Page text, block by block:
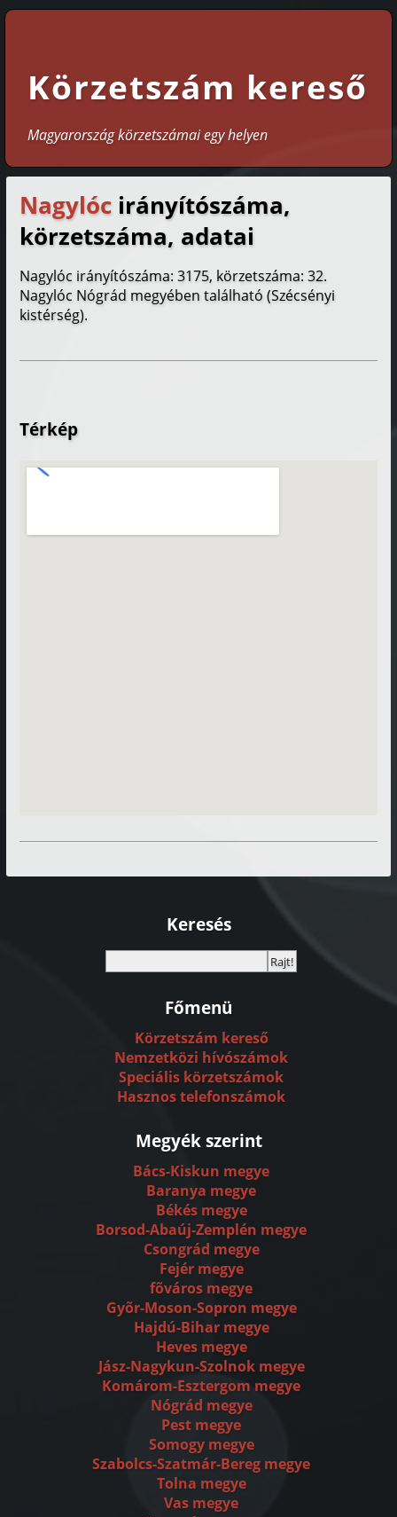
Körzetszám kereső
Magyarország körzetszámai egy helyen
Nagylóc irányítószáma,
körzetszáma, adatai
Nagylóc irányítószáma: 3175, körzetszáma: 32.
Nagylóc Nógrád megyében található (Szécsényi
kistérség).
Térkép
Keresés
Főmenü
Körzetszám kereső
Nemzetközi hívószámok
Speciális körzetszámok
Hasznos telefonszámok
Megyék szerint
Bács-Kiskun megye
Baranya megye
Békés megye
Borsod-Abaúj-Zemplén megye
Csongrád megye
Fejér megye
fõváros megye
Gyõr-Moson-Sopron megye
Hajdú-Bihar megye
Heves megye
Jász-Nagykun-Szolnok megye
Komárom-Esztergom megye
Nógrád megye
Pest megye
Somogy megye
Szabolcs-Szatmár-Bereg megye
Tolna megye
Vas megye